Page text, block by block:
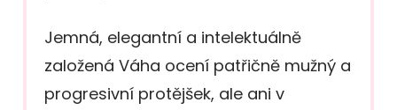
Jemná, elegantní a intelektuálně
založená Váha ocení patřičně mužný a
progresivní protějšek, ale ani v